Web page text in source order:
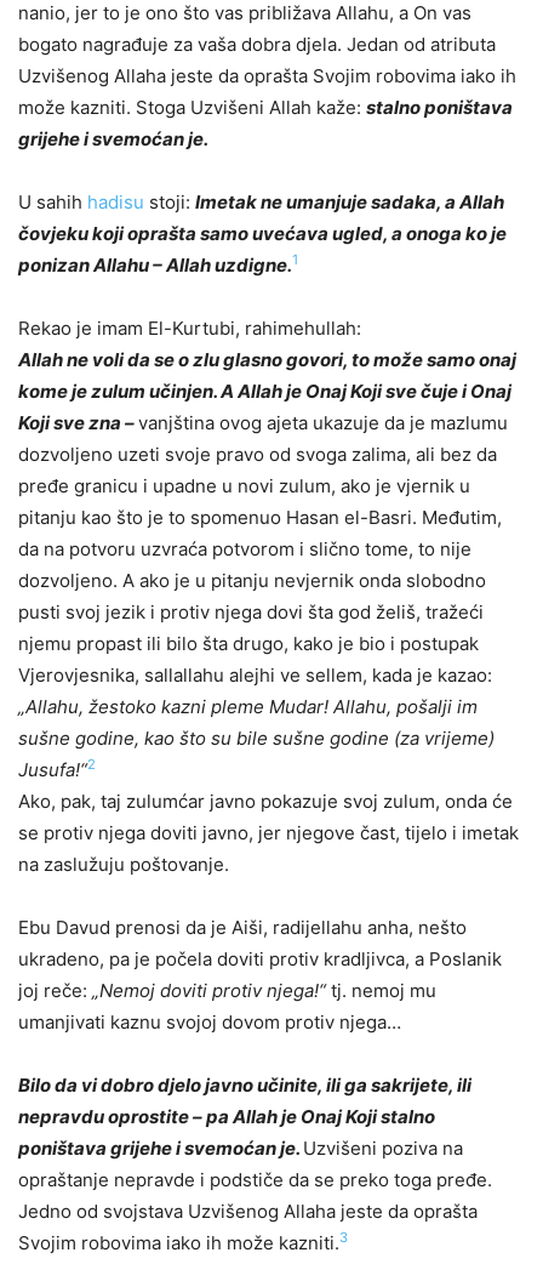
nanio, jer to je ono što vas približava Allahu, a On vas
bogato nagrađuje za vaša dobra djela. Jedan od atributa
Uzvišenog Allaha jeste da oprašta Svojim robovima iako ih
može kazniti. Stoga Uzvišeni Allah kaže: stalno poništava
grijehe i svemoćan je.
U sahih hadisu stoji: Imetak ne umanjuje sadaka, a Allah
čovjeku koji oprašta samo uvećava ugled, a onoga ko je
ponizan Allahu – Allah uzdigne.1
Rekao je imam El-Kurtubi, rahimehullah:
Allah ne voli da se o zlu glasno govori, to može samo onaj
kome je zulum učinjen. A Allah je Onaj Koji sve čuje i Onaj
Koji sve zna –vanjština ovog ajeta ukazuje da je mazlumu
dozvoljeno uzeti svoje pravo od svoga zalima, ali bez da
pređe granicu i upadne u novi zulum, ako je vjernik u
pitanju kao što je to spomenuo Hasan el-Basri. Međutim,
da na potvoru uzvraća potvorom i slično tome, to nije
dozvoljeno. A ako je u pitanju nevjernik onda slobodno
pusti svoj jezik i protiv njega dovi šta god želiš, tražeći
njemu propast ili bilo šta drugo, kako je bio i postupak
Vjerovjesnika, sallallahu alejhi ve sellem, kada je kazao:
„Allahu, žestoko kazni pleme Mudar! Allahu, pošalji im
sušne godine, kao što su bile sušne godine (za vrijeme)
Jusufa!“2
Ako, pak, taj zulumćar javno pokazuje svoj zulum, onda će
se protiv njega doviti javno, jer njegove čast, tijelo i imetak
na zaslužuju poštovanje.
Ebu Davud prenosi da je Aiši, radijellahu anha, nešto
ukradeno, pa je počela doviti protiv kradljivca, a Poslanik
joj reče: „Nemoj doviti protiv njega!“tj. nemoj mu
umanjivati kaznu svojoj dovom protiv njega…
Bilo da vi dobro djelo javno učinite, ili ga sakrijete, ili
nepravdu oprostite – pa Allah je Onaj Koji stalno
poništava grijehe i svemoćan je. Uzvišeni poziva na
opraštanje nepravde i podstiče da se preko toga pređe.
Jedno od svojstava Uzvišenog Allaha jeste da oprašta
Svojim robovima iako ih može kazniti.3